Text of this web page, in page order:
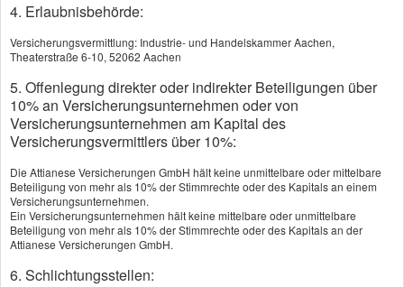
4. Erlaubnisbehörde:
Versicherungsvermittlung: Industrie- und Handelskammer Aachen,
Theaterstraße 6-10, 52062 Aachen
5. Offenlegung direkter oder indirekter Beteiligungen über
10% an Versicherungsunternehmen oder von
Versicherungsunternehmen am Kapital des
Versicherungsvermittlers über 10%:
Die Attianese Versicherungen GmbH hält keine unmittelbare oder mittelbare
Beteiligung von mehr als 10% der Stimmrechte oder des Kapitals an einem
Versicherungsunternehmen.
Ein Versicherungsunternehmen hält keine mittelbare oder unmittelbare
Beteiligung von mehr als 10% der Stimmrechte oder des Kapitals an der
Attianese Versicherungen GmbH.
6. Schlichtungsstellen: